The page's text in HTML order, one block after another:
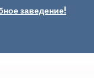
заведение!